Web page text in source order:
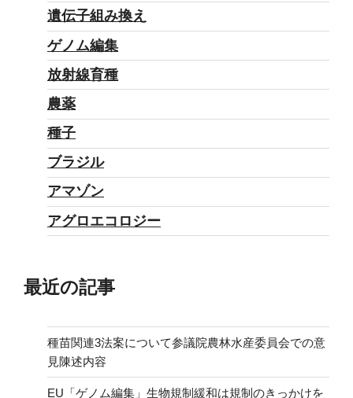
遺伝子組み換え
ゲノム編集
放射線育種
農薬
種子
ブラジル
アマゾン
アグロエコロジー
最近の記事
種苗関連3法案について参議院農林水産委員会での意
見陳述内容
EU「ゲノム編集」生物規制緩和は規制のきっかけを